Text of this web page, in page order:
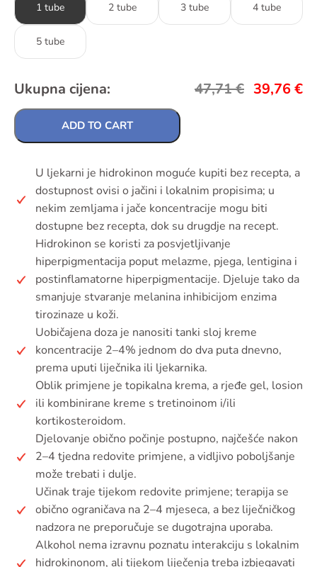
1 tube 2 tube 3 tube 4 tube
5 tube
Ukupna cijena: 47,71€ 39,76€
ADD TO CART
U ljekarni je hidrokinon moguće kupiti bez recepta, a
dostupnost ovisi o jačini i lokalnim propisima; u
nekim zemljama i jače koncentracije mogu biti
dostupne bez recepta, dok su drugdje na recept.
Hidrokinon se koristi za posvjetljivanje
hiperpigmentacija poput melazme, pjega, lentigina i
postinflamatorne hiperpigmentacije. Djeluje tako da
smanjuje stvaranje melanina inhibicijom enzima
tirozinaze u koži.
Uobičajena doza je nanositi tanki sloj kreme
koncentracije 2–4% jednom do dva puta dnevno,
prema uputi liječnika ili ljekarnika.
Oblik primjene je topikalna krema, a rjeđe gel, losion
ili kombinirane kreme s tretinoinom i/ili
kortikosteroidom.
Djelovanje obično počinje postupno, najčešće nakon
2–4 tjedna redovite primjene, a vidljivo poboljšanje
može trebati i dulje.
Učinak traje tijekom redovite primjene; terapija se
obično ograničava na 2–4 mjeseca, a bez liječničkog
nadzora ne preporučuje se dugotrajna uporaba.
Alkohol nema izravnu poznatu interakciju s lokalnim
hidrokinonom, ali tijekom liječenja treba izbjegavati